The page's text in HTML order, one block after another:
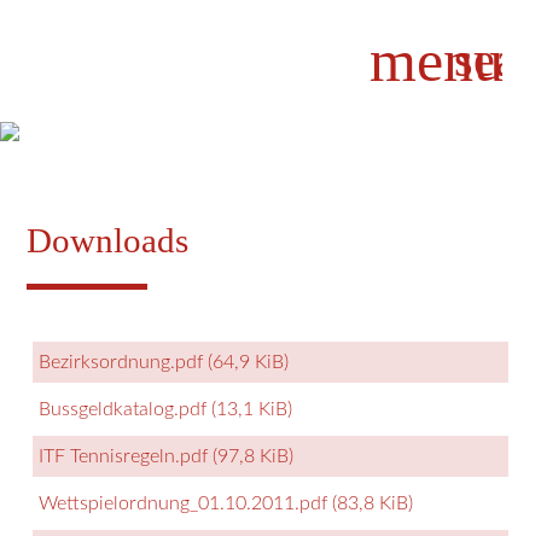
menu
Downloads
Bezirksordnung.pdf (64,9 KiB)
Bussgeldkatalog.pdf (13,1 KiB)
ITF Tennisregeln.pdf (97,8 KiB)
Wettspielordnung_01.10.2011.pdf (83,8 KiB)